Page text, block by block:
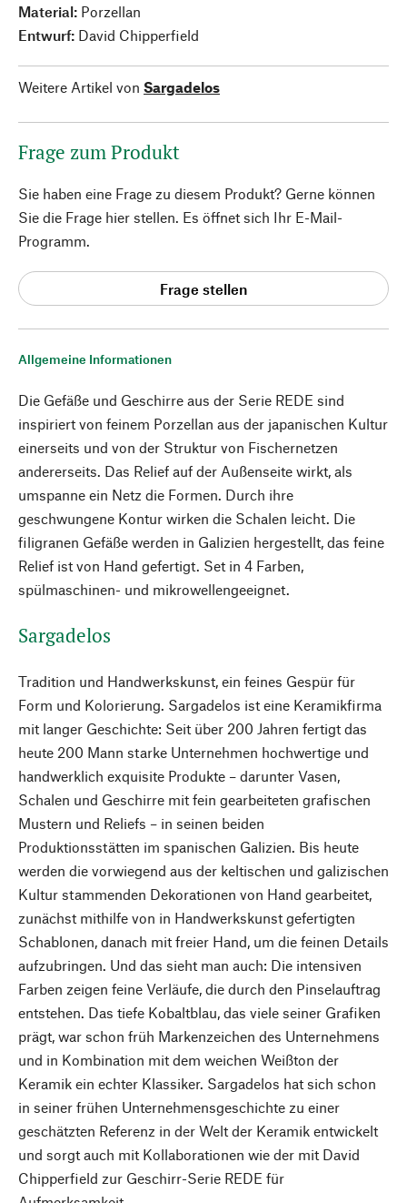
Allgemeine Informationen
Die Gefäße und Geschirre aus der Serie REDE sind
inspiriert von feinem Porzellan aus der japanischen Kultur
einerseits und von der Struktur von Fischernetzen
andererseits. Das Relief auf der Außenseite wirkt, als
umspanne ein Netz die Formen. Durch ihre
geschwungene Kontur wirken die Schalen leicht. Die
filigranen Gefäße werden in Galizien hergestellt, das feine
Relief ist von Hand gefertigt. Set in 4 Farben,
spülmaschinen- und mikrowellengeeignet.
Sargadelos
Tradition und Handwerkskunst, ein feines Gespür für
Form und Kolorierung. Sargadelos ist eine Keramikfirma
mit langer Geschichte: Seit über 200 Jahren fertigt das
heute 200 Mann starke Unternehmen hochwertige und
handwerklich exquisite Produkte – darunter Vasen,
Schalen und Geschirre mit fein gearbeiteten grafischen
Mustern und Reliefs – in seinen beiden
Produktionsstätten im spanischen Galizien. Bis heute
werden die vorwiegend aus der keltischen und galizischen
Kultur stammenden Dekorationen von Hand gearbeitet,
zunächst mithilfe von in Handwerkskunst gefertigten
Schablonen, danach mit freier Hand, um die feinen Details
aufzubringen. Und das sieht man auch: Die intensiven
Farben zeigen feine Verläufe, die durch den Pinselauftrag
entstehen. Das tiefe Kobaltblau, das viele seiner Grafiken
prägt, war schon früh Markenzeichen des Unternehmens
und in Kombination mit dem weichen Weißton der
Keramik ein echter Klassiker. Sargadelos hat sich schon
in seiner frühen Unternehmensgeschichte zu einer
geschätzten Referenz in der Welt der Keramik entwickelt
und sorgt auch mit Kollaborationen wie der mit David
Chipperfield zur Geschirr-Serie REDE für
Material: Porzellan
Entwurf: David Chipperfield
Weitere Artikel von Sargadelos
Frage zum Produkt
Sie haben eine Frage zu diesem Produkt? Gerne können
Sie die Frage hier stellen. Es öffnet sich Ihr E-Mail-
Programm.
Frage stellen